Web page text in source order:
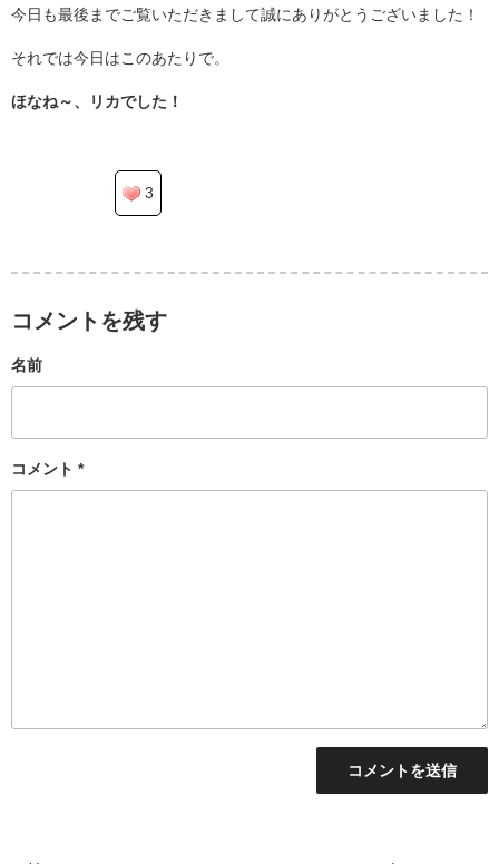
今日も最後までご覧いただきまして誠にありがとうございました！
それでは今日はこのあたりで。
ほなね～、リカでした！
3
コメントを残す
コメント *
名前